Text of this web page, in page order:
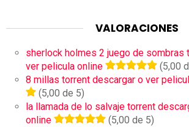
VALORACIONES
sherlock holmes 2 juego de sombras
ver pelicula online
(5,00
8 millas torrent descargar o ver
(5,00 de 5)
la llamada de lo salvaje torrent
online
(5,00 de 5)